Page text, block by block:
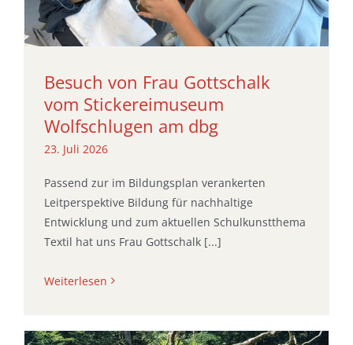
Besuch von Frau Gottschalk
vom Stickereimuseum
Wolfschlugen am dbg
23. Juli 2026
Passend zur im Bildungsplan verankerten
Leitperspektive Bildung für nachhaltige
Entwicklung und zum aktuellen Schulkunstthema
Textil hat uns Frau Gottschalk [...]
Weiterlesen